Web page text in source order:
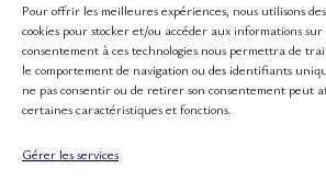
Pour offrir les meilleures expériences, nous utilisons
cookies pour stocker et/ou accéder aux informations
consentement à ces technologies nous permettra de
le comportement de navigation ou des identifiants
ne pas consentir ou de retirer son consentement peut
certaines caractéristiques et fonctions.
Gérer les services
LIENS UTILES
L'Entreprise
Hôtel Livadi